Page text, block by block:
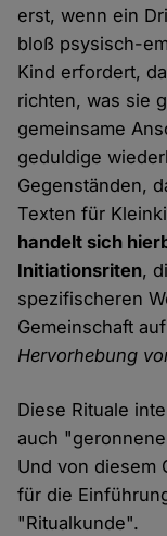
erst, wenn ein
bloß psysisch-
Kind erfordert,
richten, was sie
gemeinsame
geduldige
Gegenständen,
Texten für
handelt sich
Initiationsriten,
spezifischeren
Gemeinschaft
Hervorhebung
Diese Rituale
auch
Und von diesem
für die
"Ritualkunde".